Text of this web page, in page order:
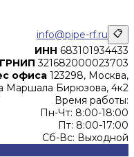
info@pipe-rf.ru 📋
ИНН 683101934433
321682000023703
офиса 123298, Москва,
Маршала Бирюзова, 4к2
Время работы:
Пн-Чт: 8:00-18:00
Пт: 8:00-17:00
Сб-Вс: Выходной